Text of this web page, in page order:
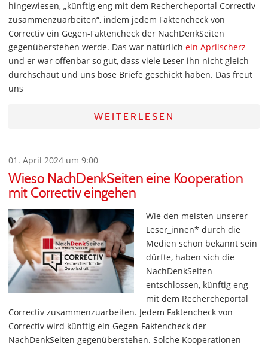
hingewiesen, „künftig eng mit dem Rechercheportal Correctiv
zusammenzuarbeiten“, indem jedem Faktencheck von
Correctiv ein Gegen-Faktencheck der NachDenkSeiten
gegenüberstehen werde. Das war natürlich ein Aprilscherz
und er war offenbar so gut, dass viele Leser ihn nicht gleich
durchschaut und uns böse Briefe geschickt haben. Das freut
uns
WEITERLESEN
01. April 2024 um 9:00
Wieso NachDenkSeiten eine Kooperation
mit Correctiv eingehen
Wie den meisten unserer
Leser_innen* durch die
Medien schon bekannt sein
dürfte, haben sich die
NachDenkSeiten
entschlossen, künftig eng
mit dem Rechercheportal
Correctiv zusammenzuarbeiten. Jedem Faktencheck von
Correctiv wird künftig ein Gegen-Faktencheck der
NachDenkSeiten gegenüberstehen. Solche Kooperationen